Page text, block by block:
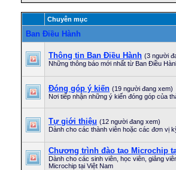
Chuyên mục
Ban Điều Hành
Thông tin Ban Điều Hành (3 người
Những thông báo mới nhất từ Ban Điều
Đóng góp ý kiến (19 người đang xem)
Nơi tiếp nhận những ý kiến đóng góp của
Tự giới thiệu (12 người đang xem)
Dành cho các thành viên hoặc các đơn vị
Chương trình đào tạo Microchip
Dành cho các sinh viên, học viên, giảng
Microchip tại Việt Nam